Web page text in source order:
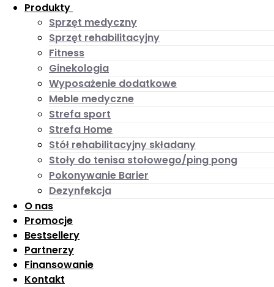
Produkty
Sprzęt medyczny
Sprzęt rehabilitacyjny
Fitness
Ginekologia
Wyposażenie dodatkowe
Meble medyczne
Strefa sport
Strefa Home
Stół rehabilitacyjny składany
Stoły do tenisa stołowego/ping pong
Pokonywanie Barier
Dezynfekcja
O nas
Promocje
Bestsellery
Partnerzy
Finansowanie
Kontakt